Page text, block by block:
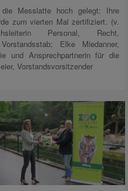
Messlatte hoch gelegt: Ihre
zum vierten Mal zertifiziert. (v.
Personal, Recht,
Elke Miedanner,
und Ansprechpartnerin für die
Vorstandsvorsitzender